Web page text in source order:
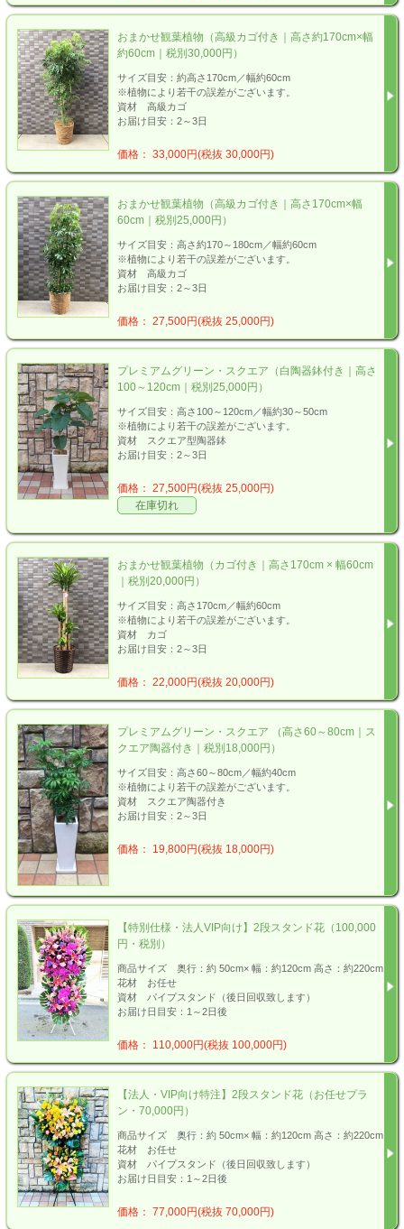
おまかせ観葉植物（高級カゴ付き｜高さ約170cm×幅
約60cm｜税別30,000円）
サイズ目安：約高さ170cm／幅約60cm
※植物により若干の誤差がございます。
資材 高級カゴ
お届け目安：2～3日
価格： 33,000円(税抜 30,000円)
おまかせ観葉植物（高級カゴ付き｜高さ170cm×幅
60cm｜税別25,000円）
サイズ目安：高さ約170～180cm／幅約60cm
※植物により若干の誤差がございます。
資材 高級カゴ
お届け目安：2～3日
価格： 27,500円(税抜 25,000円)
プレミアムグリーン・スクエア（白陶器鉢付き｜高さ
100～120cm｜税別25,000円）
サイズ目安：高さ100～120cm／幅約30～50cm
※植物により若干の誤差がございます。
資材 スクエア型陶器鉢
お届け目安：2～3日
価格： 27,500円(税抜 25,000円)
在庫切れ
おまかせ観葉植物（カゴ付き｜高さ170cm × 幅60cm
｜税別20,000円）
サイズ目安：高さ170cm／幅約60cm
※植物により若干の誤差がございます。
資材 カゴ
お届け目安：2～3日
価格： 22,000円(税抜 20,000円)
プレミアムグリーン・スクエア （高さ60～80cm｜ス
クエア陶器付き｜税別18,000円）
サイズ目安：高さ60～80cm／幅約40cm
※植物により若干の誤差がございます。
資材 スクエア陶器付き
お届け目安：2～3日
価格： 19,800円(税抜 18,000円)
【特別仕様・法人VIP向け】2段スタンド花（100,000
円・税別）
商品サイズ 奥行：約 50cm× 幅：約120cm 高さ：約220cm
花材 お任せ
資材 パイプスタンド（後日回収致します）
お届け日目安：1～2日後
価格： 110,000円(税抜 100,000円)
【法人・VIP向け特注】2段スタンド花（お任せプラ
ン・70,000円）
商品サイズ 奥行：約 50cm× 幅：約120cm 高さ：約220cm
花材 お任せ
資材 パイプスタンド（後日回収致します）
お届け日目安：1～2日後
価格： 77,000円(税抜 70,000円)